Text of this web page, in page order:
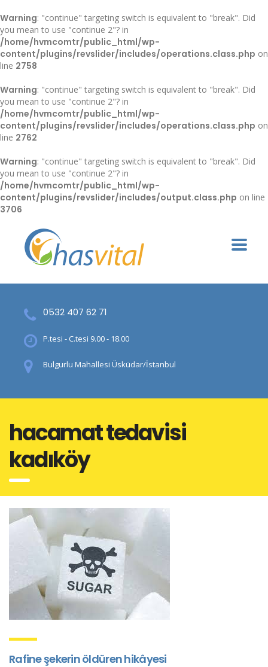
Warning: "continue" targeting switch is equivalent to "break". Did
you mean to use "continue 2"? in
/home/hvmcomtr/public_html/wp-
content/plugins/revslider/includes/operations.class.php on
line 2758
Warning: "continue" targeting switch is equivalent to "break". Did
you mean to use "continue 2"? in
/home/hvmcomtr/public_html/wp-
content/plugins/revslider/includes/operations.class.php on
line 2762
Warning: "continue" targeting switch is equivalent to "break". Did
you mean to use "continue 2"? in
/home/hvmcomtr/public_html/wp-
content/plugins/revslider/includes/output.class.php on line
3706
0532 407 62 71
P.tesi - C.tesi 9.00 - 18.00
Bulgurlu Mahallesi Üsküdar/İstanbul
hacamat tedavisi
kadıköy
Rafine şekerin öldüren hikâyesi